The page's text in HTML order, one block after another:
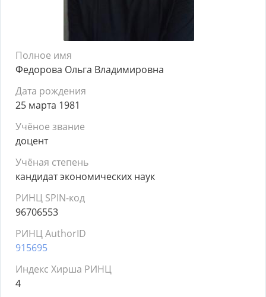
Полное имя
Федорова Ольга Владимировна
Дата рождения
25 марта 1981
Учёное звание
доцент
Учёная степень
кандидат экономических наук
РИНЦ SPIN-код
96706553
РИНЦ AuthorID
915695
Индекс Хирша РИНЦ
4